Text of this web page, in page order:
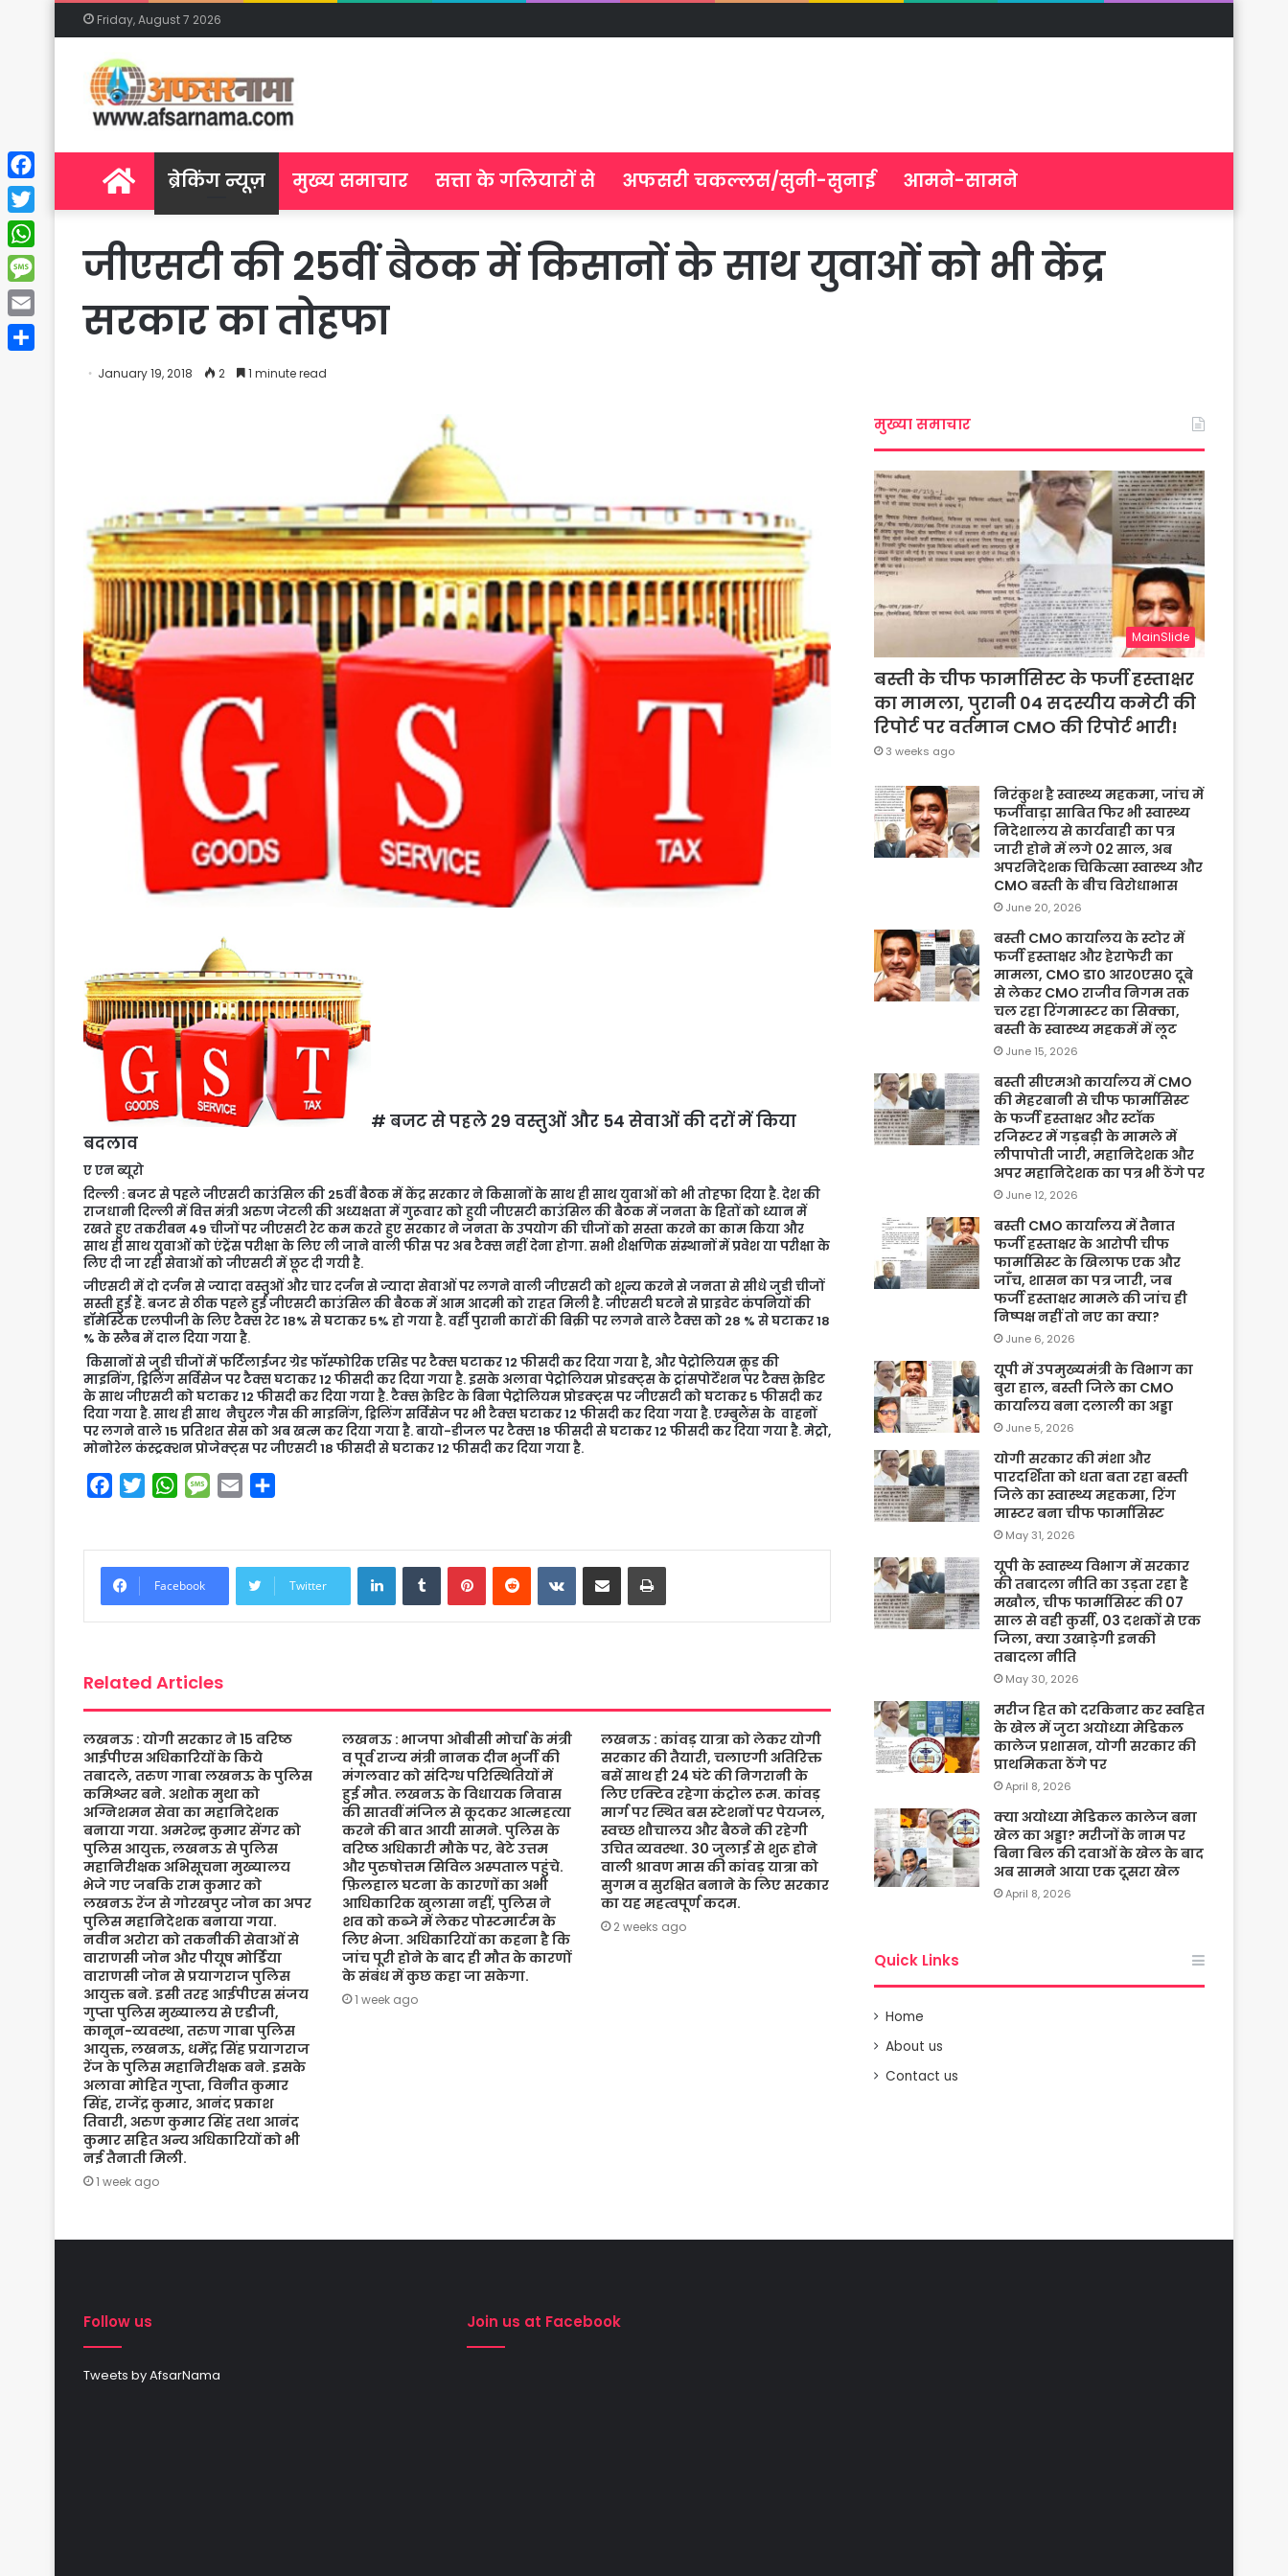
Friday, August 7 2026
Homeब्रेकिंग न्यूज़ मुख्य समाचार सत्ता के गलियारों से अफसरी चकल्लस/सुनी-सुनाई आमने-सामने
जीएसटी की 25वीं बैठक में किसानों के साथ युवाओं को भी केंद्र
सरकार का तोहफा
January 19, 2018 2 1 minute read
# बजट से पहले 29 वस्तुओं और 54 सेवाओं की दरों में किया
बदलाव
ए एन ब्यूरो
दिल्ली : बजट से पहले जीएसटी काउंसिल की 25वीं बैठक में केंद्र सरकार ने किसानों के साथ ही साथ युवाओं को भी तोहफा दिया है. देश की
राजधानी दिल्ली में वित्त मंत्री अरुण जेटली की अध्यक्षता में गुरूवार को हुयी जीएसटी काउंसिल की बैठक में जनता के हितों को ध्यान में
रखते हुए तकरीबन 49 चीजों पर जीएसटी रेट कम करते हुए सरकार ने जनता के उपयोग की चीजों को सस्ता करने का काम किया और
साथ ही साथ युवाओं को एंट्रेंस परीक्षा के लिए ली जाने वाली फीस पर अब टैक्स नहीं देना होगा. सभी शैक्षणिक संस्थानों में प्रवेश या परीक्षा के
लिए दी जा रही सेवाओं को जीएसटी में छूट दी गयी है.
जीएसटी में दो दर्जन से ज्यादा वस्तुओं और चार दर्जन से ज्यादा सेवाओं पर लगने वाली जीएसटी को शून्य करने से जनता से सीधे जुडी चीजों
सस्ती हुई हैं. बजट से ठीक पहले हुई जीएसटी काउंसिल की बैठक में आम आदमी को राहत मिली है. जीएसटी घटने से प्राइवेट कंपनियों की
डॉमेस्टिक एलपीजी के लिए टैक्स रेट 18% से घटाकर 5% हो गया है. वहीँ पुरानी कारों की बिक्री पर लगने वाले टैक्स को 28 % से घटाकर 18
% के स्लैब में दाल दिया गया है.
किसानों से जुडी चीजों में फर्टिलाईजर ग्रेड फॉस्फोरिक एसिड पर टैक्स घटाकर 12 फीसदी कर दिया गया है, और पेट्रोलियम क्रूड की
माइनिंग, ड्रिलिंग सर्विसेज पर टैक्स घटाकर 12 फीसदी कर दिया गया है. इसके अलावा पेट्रोलियम प्रोडक्ट्स के ट्रांसपोर्टेशन पर टैक्स क्रेडिट
के साथ जीएसटी को घटाकर 12 फीसदी कर दिया गया है. टैक्स क्रेडिट के बिना पेट्रोलियम प्रोडक्ट्स पर जीएसटी को घटाकर 5 फीसदी कर
दिया गया है. साथ ही साथ नैचुरल गैस की माइनिंग, ड्रिलिंग सर्विसेज पर भी टैक्स घटाकर 12 फीसदी कर दिया गया है. एम्बुलैंस के वाहनों
पर लगने वाले 15 प्रतिशत सेस को अब खत्म कर दिया गया है. बायो-डीजल पर टैक्स 18 फीसदी से घटाकर 12 फीसदी कर दिया गया है. मेट्रो,
मोनोरेल कंस्ट्रक्शन प्रोजेक्ट्स पर जीएसटी 18 फीसदी से घटाकर 12 फीसदी कर दिया गया है.
b
o
e
W
s
A
M
g
Facebook Twitter
LinkedInTumblrPinterestReddit VKontakte
Share via Email Print
Related Articles
लखनऊ : योगी सरकार ने 15 वरिष्ठ
आईपीएस अधिकारियों के किये
तबादले, तरुण गाबा लखनऊ के पुलिस
कमिश्नर बने. अशोक मुथा को
अग्निशमन सेवा का महानिदेशक
बनाया गया. अमरेन्द्र कुमार सेंगर को
पुलिस आयुक्त, लखनऊ से पुलिस
महानिरीक्षक अभिसूचना मुख्यालय
भेजे गए जबकि राम कुमार को
लखनऊ रेंज से गोरखपुर जोन का अपर
पुलिस महानिदेशक बनाया गया.
नवीन अरोरा को तकनीकी सेवाओं से
वाराणसी जोन और पीयूष मोर्डिया
वाराणसी जोन से प्रयागराज पुलिस
आयुक्त बने. इसी तरह आईपीएस संजय
गुप्ता पुलिस मुख्यालय से एडीजी,
कानून-व्यवस्था, तरुण गाबा पुलिस
आयुक्त, लखनऊ, धर्मेंद्र सिंह प्रयागराज
रेंज के पुलिस महानिरीक्षक बने. इसके
अलावा मोहित गुप्ता, विनीत कुमार
सिंह, राजेंद्र कुमार, आनंद प्रकाश
तिवारी, अरुण कुमार सिंह तथा आनंद
कुमार सहित अन्य अधिकारियों को भी
नई तैनाती मिली.
1 week ago
लखनऊ : भाजपा ओबीसी मोर्चा के मंत्री
व पूर्व राज्य मंत्री नानक दीन भुर्जी की
मंगलवार को संदिग्ध परिस्थितियों में
हुई मौत. लखनऊ के विधायक निवास
की सातवीं मंजिल से कूदकर आत्महत्या
करने की बात आयी सामने. पुलिस के
वरिष्ठ अधिकारी मौके पर, बेटे उत्तम
और पुरुषोत्तम सिविल अस्पताल पहुंचे.
फ़िलहाल घटना के कारणों का अभी
आधिकारिक खुलासा नहीं, पुलिस ने
शव को कब्जे में लेकर पोस्टमार्टम के
लिए भेजा. अधिकारियों का कहना है कि
जांच पूरी होने के बाद ही मौत के कारणों
के संबंध में कुछ कहा जा सकेगा.
1 week ago
लखनऊ : कांवड़ यात्रा को लेकर योगी
सरकार की तैयारी, चलाएगी अतिरिक्त
बसें साथ ही 24 घंटे की निगरानी के
लिए एक्टिव रहेगा कंट्रोल रूम. कांवड़
मार्ग पर स्थित बस स्टेशनों पर पेयजल,
स्वच्छ शौचालय और बैठने की रहेगी
उचित व्यवस्था. 30 जुलाई से शुरू होने
वाली श्रावण मास की कांवड़ यात्रा को
सुगम व सुरक्षित बनाने के लिए सरकार
का यह महत्वपूर्ण कदम.
2 weeks ago
मुख्या समाचार
MainSlide
बस्ती के चीफ फार्मासिस्ट के फर्जी हस्ताक्षर
का मामला, पुरानी 04 सदस्यीय कमेटी की
रिपोर्ट पर वर्तमान CMO की रिपोर्ट भारी!
3 weeks ago
निरंकुश है स्वास्थ्य महकमा, जांच में
फर्जीवाड़ा साबित फिर भी स्वास्थ्य
निदेशालय से कार्यवाही का पत्र
जारी होने में लगे 02 साल, अब
अपरनिदेशक चिकित्सा स्वास्थ्य और
CMO बस्ती के बीच विरोधाभास
June 20, 2026
बस्ती CMO कार्यालय के स्टोर में
फर्जी हस्ताक्षर और हेराफेरी का
मामला, CMO डा० आर०एस० दूबे
से लेकर CMO राजीव निगम तक
चल रहा रिंगमास्टर का सिक्का,
बस्ती के स्वास्थ्य महकमें में लूट
June 15, 2026
बस्ती सीएमओ कार्यालय में CMO
की मेहरबानी से चीफ फार्मासिस्ट
के फर्जी हस्ताक्षर और स्टॉक
रजिस्टर में गड़बड़ी के मामले में
लीपापोती जारी, महानिदेशक और
अपर महानिदेशक का पत्र भी ठेंगे पर
June 12, 2026
बस्ती CMO कार्यालय में तैनात
फर्जी हस्ताक्षर के आरोपी चीफ
फार्मासिस्ट के खिलाफ एक और
जाँच, शासन का पत्र जारी, जब
फर्जी हस्ताक्षर मामले की जांच ही
निष्पक्ष नहीं तो नए का क्या?
June 6, 2026
यूपी में उपमुख्यमंत्री के विभाग का
बुरा हाल, बस्ती जिले का CMO
कार्यालय बना दलाली का अड्डा
June 5, 2026
योगी सरकार की मंशा और
पारदर्शिता को धता बता रहा बस्ती
जिले का स्वास्थ्य महकमा, रिंग
मास्टर बना चीफ फार्मासिस्ट
May 31, 2026
यूपी के स्वास्थ्य विभाग में सरकार
की तबादला नीति का उड़ता रहा है
मखौल, चीफ फार्मासिस्ट की 07
साल से वही कुर्सी, 03 दशकों से एक
जिला, क्या उखाड़ेगी इनकी
तबादला नीति
May 30, 2026
मरीज हित को दरकिनार कर स्वहित
के खेल में जुटा अयोध्या मेडिकल
कालेज प्रशासन, योगी सरकार की
प्राथमिकता ठेंगे पर
April 8, 2026
क्या अयोध्या मेडिकल कालेज बना
खेल का अड्डा? मरीजों के नाम पर
बिना बिल की दवाओं के खेल के बाद
अब सामने आया एक दूसरा खेल
April 8, 2026
Quick Links
Home
About us
Contact us
Follow us
Tweets by AfsarNama
Join us at Facebook
Facebook
Twitter
WhatsApp
Message
Email